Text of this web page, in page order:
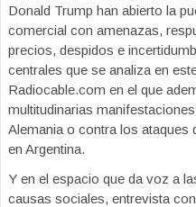
Donald Trump han abierto la
comercial con amenazas,
precios, despidos e
centrales que se analiza en
Radiocable.com en el que
multitudinarias
Alemania o contra los ataques
en Argentina.
Y en el espacio que da voz a
causas sociales, entrevista